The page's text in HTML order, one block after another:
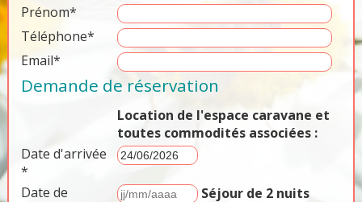
Prénom*
Téléphone*
Email*
Demande de réservation
Location de l'espace caravane et
toutes commodités associées :
Date d'arrivée
*
Date de
Séjour de 2 nuits